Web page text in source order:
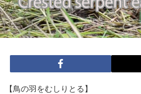
【鳥の羽をむしりとる】